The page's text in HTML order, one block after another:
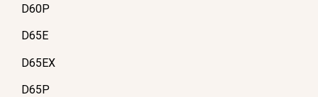
D60P
D65E
D65EX
D65P